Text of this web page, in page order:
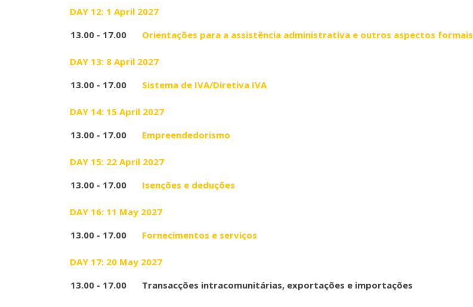
DAY 12: 1 April 2027
13.00 - 17.00
Orientações para a assistência administrativa e outros aspectos formais
DAY 13: 8 April 2027
13.00 - 17.00
Sistema de IVA/Diretiva IVA
DAY 14: 15 April 2027
13.00 - 17.00
Empreendedorismo
DAY 15: 22 April 2027
13.00 - 17.00
Isenções e deduções
DAY 16: 11 May 2027
13.00 - 17.00
Fornecimentos e serviços
DAY 17: 20 May 2027
13.00 - 17.00
Transacções intracomunitárias, exportações e importações